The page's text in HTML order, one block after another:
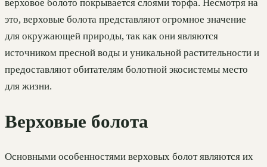
верховое болото покрывается слоями торфа. Несмотря на
это, верховые болота представляют огромное значение
для окружающей природы, так как они являются
источником пресной воды и уникальной растительности и
предоставляют обитателям болотной экосистемы место
для жизни.
Верховые болота
Основными особенностями верховых болот являются их